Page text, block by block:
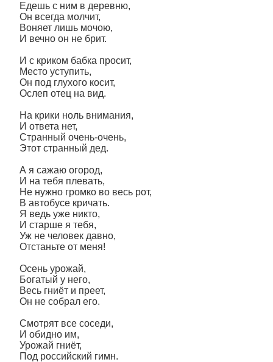
Едешь с ним в деревню,
Он всегда молчит,
Воняет лишь мочою,
И вечно он не брит.
И с криком бабка просит,
Место уступить,
Он под глухого косит,
Ослеп отец на вид.
На крики ноль внимания,
И ответа нет,
Странный очень-очень,
Этот странный дед.
А я сажаю огород,
И на тебя плевать,
Не нужно громко во весь рот,
В автобусе кричать.
Я ведь уже никто,
И старше я тебя,
Уж не человек давно,
Отстаньте от меня!
Осень урожай,
Богатый у него,
Весь гниëт и преет,
Он не собрал его.
Смотрят все соседи,
И обидно им,
Урожай гниëт,
Под российский гимн.